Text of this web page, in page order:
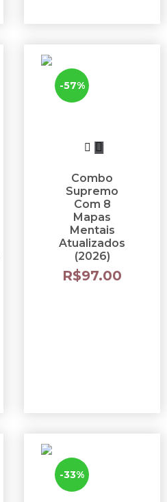
-57%
Combo
Supremo
Com 8
Mapas
Mentais
Atualizados
(2026)
R$97.00
-33%